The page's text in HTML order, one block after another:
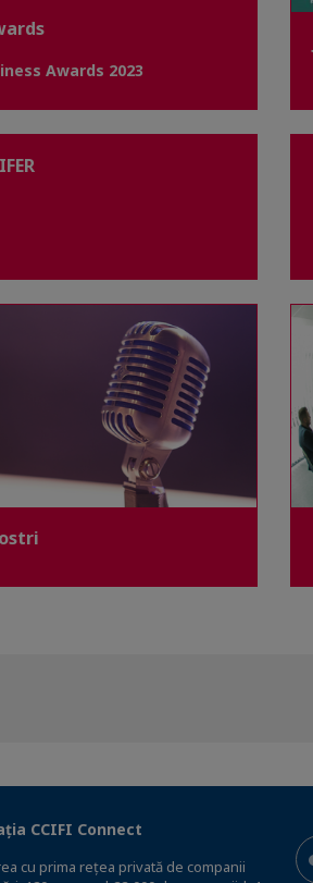
Awards 2023
CCIFI Connect
cu prima rețea privată de companii